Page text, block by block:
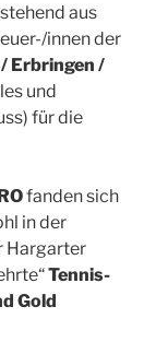
aus
innen der
Erbringen /
und
für die
fanden sich
in der
Hargarter
Tennis-
Gold